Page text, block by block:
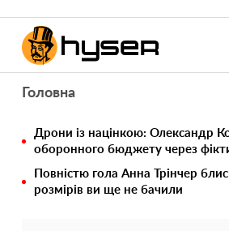
Головна
Дрони із націнкою: Олександр
оборонного бюджету через
Повністю гола Анна Трінчер
розмірів ви ще не бачили